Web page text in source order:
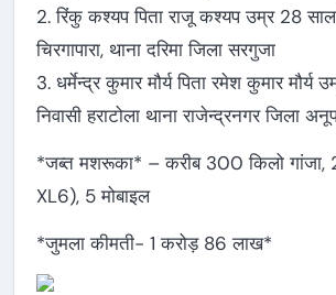
2. रिंकु कश्यप पिता राजू कश्यप उम्र 28 साल
चिरगापारा, थाना दरिमा जिला सरगुजा
3. धर्मेन्द्र कुमार मौर्य पिता रमेश कुमार मौर्य
निवासी हराटोला थाना राजेन्द्रनगर जिला
*जब्त मशरूका* – करीब 300 किलो गांजा, 2
XL6), 5 मोबाइल
*जुमला कीमती- 1 करोड़ 86 लाख*